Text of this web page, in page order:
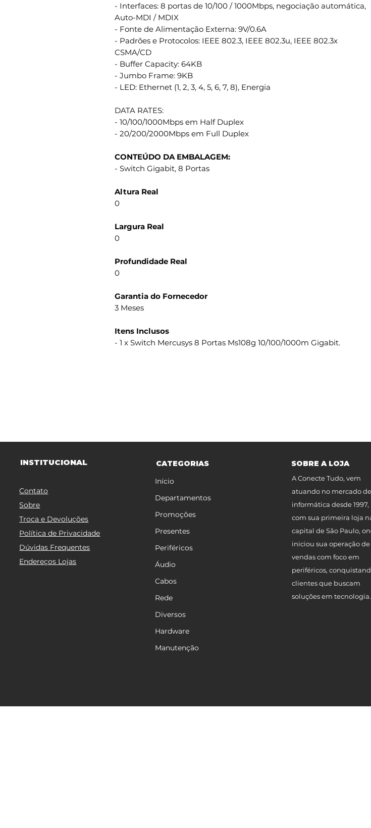
- Interfaces: 8 portas de 10/100 / 1000Mbps, negociação automática,
Auto-MDI / MDIX
- Fonte de Alimentação Externa: 9V/0.6A
- Padrões e Protocolos: IEEE 802.3, IEEE 802.3u, IEEE 802.3x
CSMA/CD
- Buffer Capacity: 64KB
- Jumbo Frame: 9KB
- LED: Ethernet (1, 2, 3, 4, 5, 6, 7, 8), Energia
DATA RATES:
- 10/100/1000Mbps em Half Duplex
- 20/200/2000Mbps em Full Duplex
CONTEÚDO DA EMBALAGEM:
- Switch Gigabit, 8 Portas
Altura Real
0
Largura Real
0
Profundidade Real
0
Garantia do Fornecedor
3 Meses
Itens Inclusos
- 1 x Switch Mercusys 8 Portas Ms108g 10/100/1000m Gigabit.
INSTITUCIONAL
Contato
Sobre
Troca e Devoluções
Política de Privacidade
Dúvidas Frequentes
Endereços Lojas
CATEGORIAS
Início
Departamentos
Promoções
Presentes
Periféricos
Áudio
Cabos
Rede
Diversos
Hardware
Manutenção
SOBRE A LOJA
A Conecte Tudo, vem
atuando no mercado de
informática desde 1997,
com sua primeira loja
capital de São Paulo,
iniciou sua operação de
vendas com foco em
periféricos,
clientes que buscam
soluções em tecnologia.